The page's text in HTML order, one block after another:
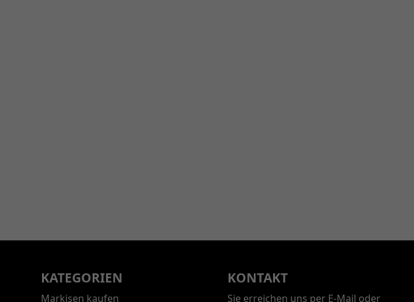
KATEGORIEN
Markisen kaufen
KONTAKT
Sie erreichen uns per E-Mail oder